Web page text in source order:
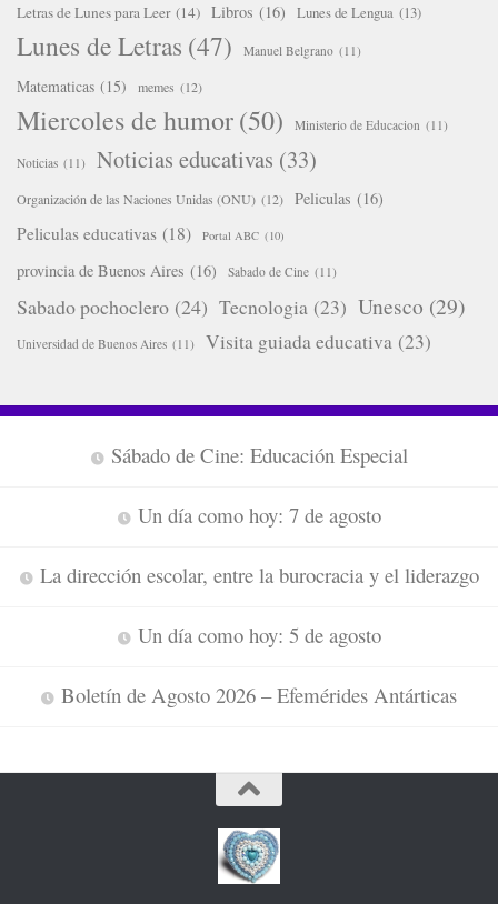
Letras de Lunes para Leer (14) Libros (16) Lunes de Lengua (13)
Lunes de Letras (47) Manuel Belgrano (11)
Matematicas (15) memes (12)
Miercoles de humor(50) Ministerio de Educacion (11)
Noticias (11) Noticias educativas (33)
Organización de las Naciones Unidas (ONU) (12) Peliculas (16)
Peliculas educativas (18) Portal ABC (10)
provincia de Buenos Aires (16) Sabado de Cine (11)
Sabado pochoclero (24) Tecnologia (23) Unesco (29)
Universidad de Buenos Aires (11) Visita guiada educativa (23)
Sábado de Cine: Educación Especial
Un día como hoy: 7 de agosto
La dirección escolar, entre la burocracia y el liderazgo
Un día como hoy: 5 de agosto
Boletín de Agosto 2026 – Efemérides Antárticas